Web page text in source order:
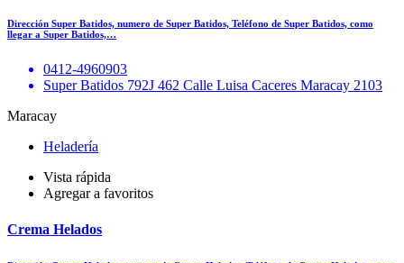
Dirección Super Batidos, numero de Super Batidos, Teléfono de Super Batidos, como
llegar a Super Batidos,…
0412-4960903
Super Batidos 792J 462 Calle Luisa Caceres Maracay 2103
Maracay
Heladería
Vista rápida
Agregar a favoritos
Crema Helados